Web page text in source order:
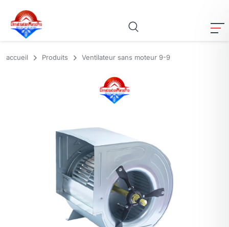
accueil Produits Ventilateur sans moteur 9-9